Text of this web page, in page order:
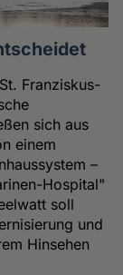
Franziskus-
sich aus
einem
–
Hospital"
soll
und
Hinsehen